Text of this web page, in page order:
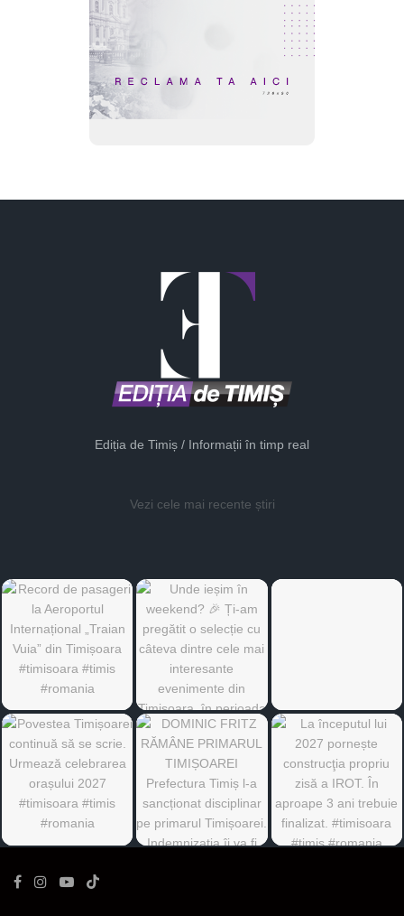
Ediția de Timiș / Informații în timp real
Vezi cele mai recente știri